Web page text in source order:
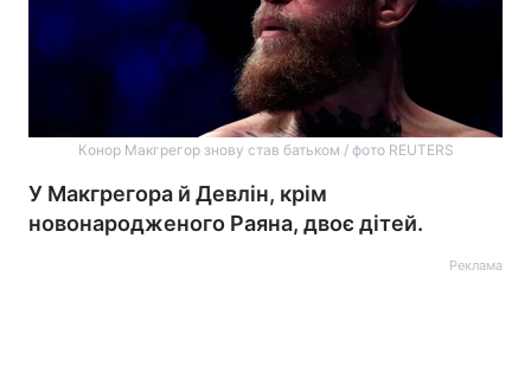
Конор Макгрегор знову став батьком / фото REUTERS
У Макгрегора й Девлін, крім
новонародженого Раяна, двоє дітей.
Реклама